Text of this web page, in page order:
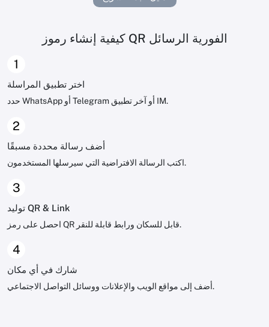
كيفية إنشاء رموز QR الفورية الرسائل
1
اختر تطبيق المراسلة
حدد WhatsApp أو Telegram أو آخر تطبيق IM.
2
أضف رسالة محددة مسبقًا
اكتب الرسالة الافتراضية التي سيرسلها المستخدمون.
3
توليد QR & Link
احصل على رمز QR قابل للسكان ورابط قابلة للنقر.
4
شارك في أي مكان
أضف إلى مواقع الويب والإعلانات ووسائل التواصل الاجتماعي.